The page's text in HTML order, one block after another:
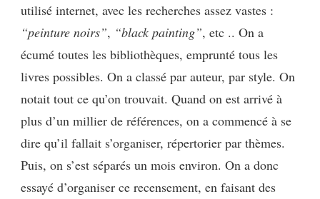
utilisé internet, avec les recherches assez vastes :
“peinture noirs”, “black painting”, etc .. On a
écumé toutes les bibliothèques, emprunté tous les
livres possibles. On a classé par auteur, par style. On
notait tout ce qu’on trouvait. Quand on est arrivé à
plus d’un millier de références, on a commencé à se
dire qu’il fallait s’organiser, répertorier par thèmes.
Puis, on s’est séparés un mois environ. On a donc
essayé d’organiser ce recensement, en faisant des